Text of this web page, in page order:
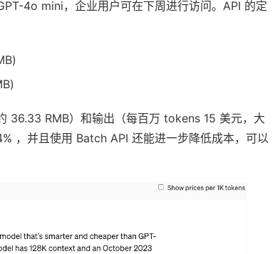
4o mini，企业用户可在下周进行访问。API 的定
36.33 RMB）和输出（每百万 tokens 15 美元，大
，并且使用 Batch API 还能进一步降低成本，可以